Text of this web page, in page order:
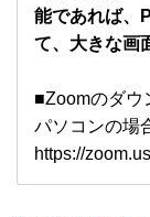
能であれば、
て、大きな画
■Zoomのダウ
パソコンの場
https://